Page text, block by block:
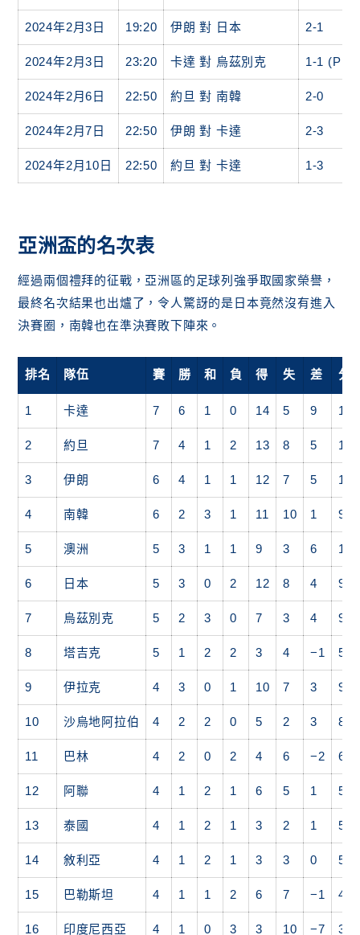
2024年2月3日 19:20 伊朗 對 日本 2-1
2024年2月3日 23:20 卡達 對 烏茲別克 1-1 (PK
2024年2月6日 22:50 約旦 對 南韓 2-0
2024年2月7日 22:50 伊朗 對 卡達 2-3
2024年2月10日 22:50 約旦 對 卡達 1-3
亞洲盃的名次表
經過兩個禮拜的征戰，亞洲區的足球列強爭取國家榮譽，
最終名次結果也出爐了，令人驚訝的是日本竟然沒有進入
決賽圈，南韓也在準決賽敗下陣來。
排名 隊伍 賽 勝 和 負 得 失 差 分
1 卡達 7 6 1 0 14 5 9 19
2 約旦 7 4 1 2 13 8 5 13
3 伊朗 6 4 1 1 12 7 5 13
4 南韓 6 2 3 1 11 10 1 9
5 澳洲 5 3 1 1 9 3 6 10
6 日本 5 3 0 2 12 8 4 9
7 烏茲別克 5 2 3 0 7 3 4 9
8 塔吉克 5 1 2 2 3 4 −1 5
9 伊拉克 4 3 0 1 10 7 3 9
10 沙烏地阿拉伯 4 2 2 0 5 2 3 8
11 巴林 4 2 0 2 4 6 −2 6
12 阿聯 4 1 2 1 6 5 1 5
13 泰國 4 1 2 1 3 2 1 5
14 敘利亞 4 1 2 1 3 3 0 5
15 巴勒斯坦 4 1 1 2 6 7 −1 4
16 印度尼西亞 4 1 0 3 3 10 −7 3